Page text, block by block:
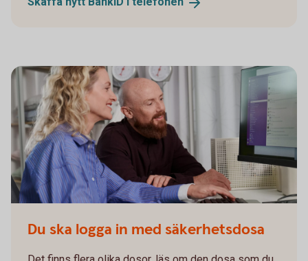
Du ska logga in med säkerhetsdosa